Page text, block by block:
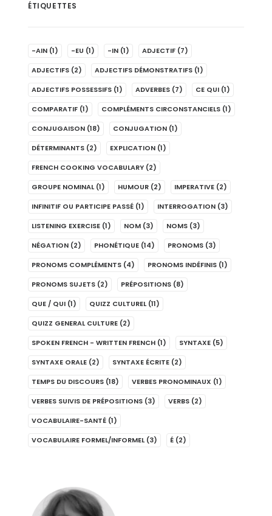
ÉTIQUETTES
-AIN (1) -EU (1) -IN (1) ADJECTIF (7)
ADJECTIFS (2) ADJECTIFS DÉMONSTRATIFS (1)
ADJECTIFS POSSESSIFS (1) ADVERBES (7) CE QUI (1)
COMPARATIF (1) COMPLÉMENTS CIRCONSTANCIELS (1)
CONJUGAISON (18) CONJUGATION (1)
DÉTERMINANTS (2) EXPLICATION (1)
FRENCH COOKING VOCABULARY (2)
GROUPE NOMINAL (1) HUMOUR (2) IMPERATIVE (2)
INFINITIF OU PARTICIPE PASSÉ (1) INTERROGATION (3)
LISTENING EXERCISE (1) NOM (3) NOMS (3)
NÉGATION (2) PHONÉTIQUE (14) PRONOMS (3)
PRONOMS COMPLÉMENTS (4) PRONOMS INDÉFINIS (1)
PRONOMS SUJETS (2) PRÉPOSITIONS (8)
QUE / QUI (1) QUIZZ CULTUREL (11)
QUIZZ GENERAL CULTURE (2)
SPOKEN FRENCH - WRITTEN FRENCH (1) SYNTAXE (5)
SYNTAXE ORALE (2) SYNTAXE ÉCRITE (2)
TEMPS DU DISCOURS (18) VERBES PRONOMINAUX (1)
VERBES SUIVIS DE PRÉPOSITIONS (3) VERBS (2)
VOCABULAIRE-SANTÉ (1)
VOCABULAIRE FORMEL/INFORMEL (3) É (2)